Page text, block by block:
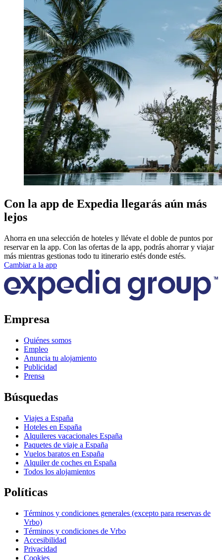
Con la app de Expedia llegarás aún más
lejos
Ahorra en una selección de hoteles y llévate el doble de puntos por
reservar en la app. Con las ofertas de la app, podrás ahorrar y viajar
más mientras gestionas todo tu itinerario estés donde estés.
Cambiar a la app
Empresa
Quiénes somos
Empleo
Anuncia tu alojamiento
Publicidad
Prensa
Búsquedas
Viajes a España
Hoteles en España
Alquileres vacacionales España
Paquetes de viaje a España
Vuelos baratos en España
Alquiler de coches en España
Todos los alojamientos
Políticas
Términos y condiciones generales (excepto para reservas de
Vrbo)
Términos y condiciones de Vrbo
Accesibilidad
Privacidad
Cookies